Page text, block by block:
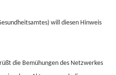
will diesen Hinweis
die Bemühungen des Netzwerkes